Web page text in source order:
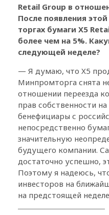
Retail Group в
После появления
торгах бумаги X5
более чем на 5%.
следующей неделе?
— Я думаю, что X5
Минпромторга снята
отношении переезда
прав собственности
бенефициары с
непосредственно
значительную
будущего компании.
достаточно успешно,
Поэтому я надеюсь,
инвесторов на
на предстоящей